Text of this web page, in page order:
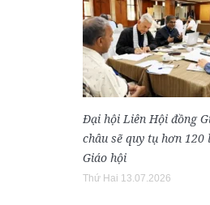
Đại hội Liên Hội đồng
châu sẽ quy tụ hơn 120
Giáo hội
Thứ Hai 13.07.2026